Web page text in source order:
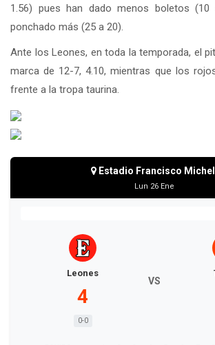
1.56) pues han dado menos boletos
ponchado más (25 a 20).
Ante los Leones, en toda la temporada, el
marca de 12-7, 4.10, mientras que los
frente a la tropa taurina.
Estadio Francisco
Lun 26 Ene
Leones
4
0-0
VS